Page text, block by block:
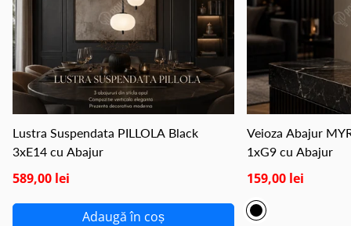
Lustra Suspendata PILLOLA Black
3xE14 cu Abajur
589,00 lei
Adaugă în coș
Veioza Abajur
1xG9 cu Abajur
159,00 lei